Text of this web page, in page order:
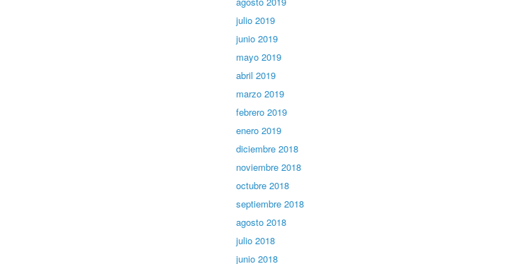
julio 2019
junio 2019
mayo 2019
abril 2019
marzo 2019
febrero 2019
enero 2019
diciembre 2018
noviembre 2018
octubre 2018
septiembre 2018
agosto 2018
julio 2018
junio 2018